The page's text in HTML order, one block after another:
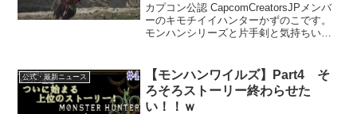
カプコン公認 CapcomCreatorsJPメンバ
ーのキモチイイハンターかずのこです。
モンハンシリーズと片手剣と気持ちいい
CPU:Ryzen7 7800X3D・...
公式・最新ニュース
【モンハンワイルズ】Part4 そ
ろそろストーリー終わらせた
い！！ｗ